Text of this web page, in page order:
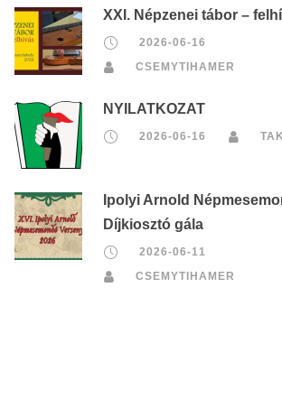
XXI. Népzenei tábor –
2026-06-16
CSEMYTIHAMER
NYILATKOZAT
2026-06-16
Ipolyi Arnold
Díjkiosztó gála
2026-06-11
CSEMYTIHAMER